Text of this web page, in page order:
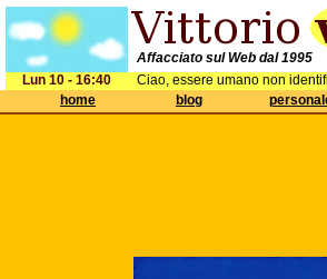
Affacciato sul Web dal 1995
Lun 10 - 16:40
Ciao, essere umano non
home
blog